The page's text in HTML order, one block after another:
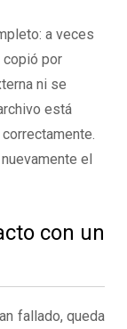
a veces
copió por
ni se
está
el
con un
fallado, queda